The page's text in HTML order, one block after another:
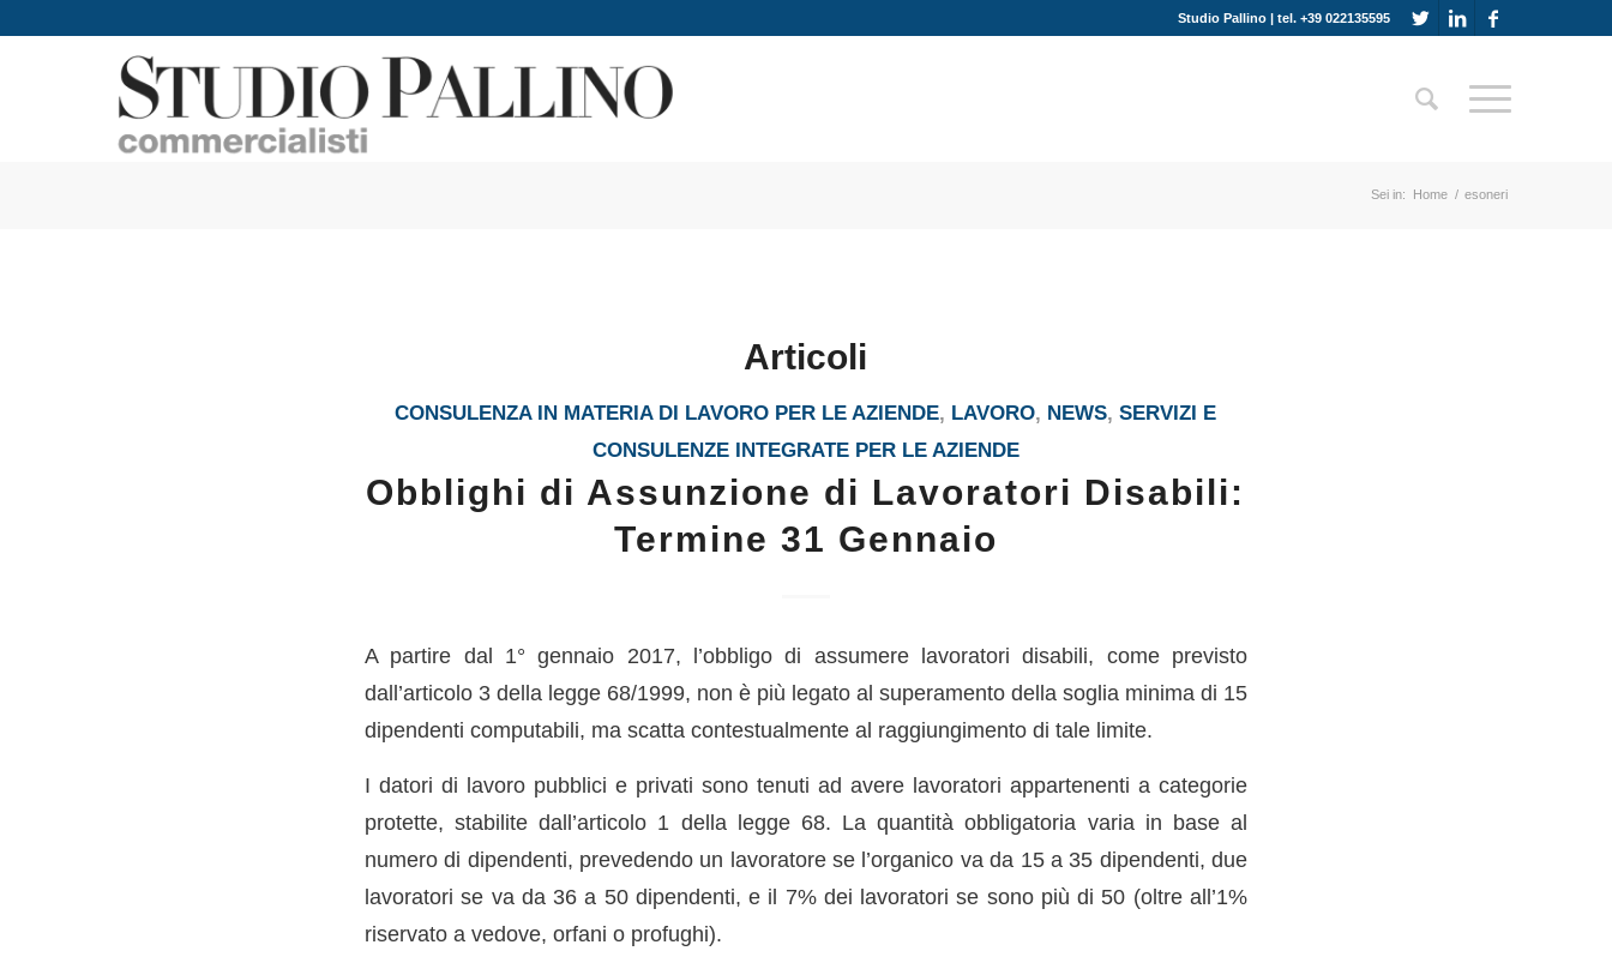
Studio Pallino | tel. +39 022135595
Sei in: Home / esoneri
Articoli
CONSULENZA IN MATERIA DI LAVORO PER LE AZIENDE, LAVORO, NEWS,SERVIZI E
CONSULENZE INTEGRATE PER LE AZIENDE
Obblighi di Assunzione di Lavoratori Disabili:
Termine 31 Gennaio
A partire dal 1° gennaio 2017, l’obbligo di assumere lavoratori disabili, come previsto
dall’articolo 3 della legge 68/1999, non è più legato al superamento della soglia minima di 15
dipendenti computabili, ma scatta contestualmente al raggiungimento di tale limite.
I datori di lavoro pubblici e privati sono tenuti ad avere lavoratori appartenenti a categorie
protette, stabilite dall’articolo 1 della legge 68. La quantità obbligatoria varia in base al
numero di dipendenti, prevedendo un lavoratore se l’organico va da 15 a 35 dipendenti, due
lavoratori se va da 36 a 50 dipendenti, e il 7% dei lavoratori se sono più di 50 (oltre all’1%
riservato a vedove, orfani o profughi).